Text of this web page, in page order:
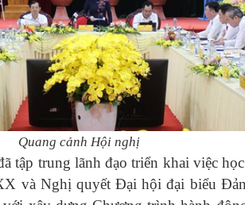
Quang cảnh Hội nghị
trung lãnh đạo triển khai việc
và Nghị quyết Đại hội đại biểu